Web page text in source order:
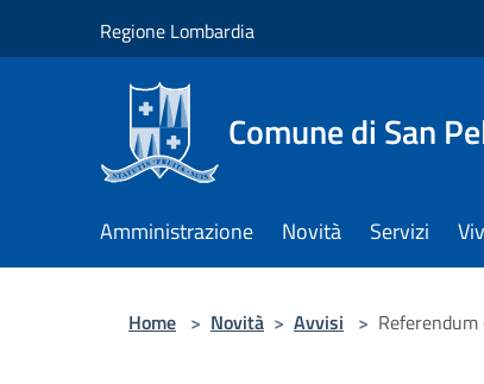
Regione Lombardia
Comune di San
Amministrazione Novità Servizi
Home > Novità > Avvisi >